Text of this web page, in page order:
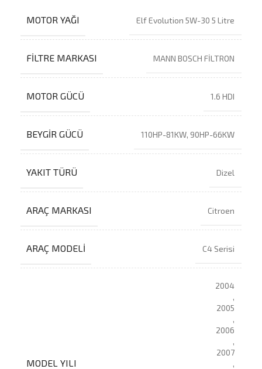
MOTOR YAĞI Elf Evolution 5W-30 5 Litre
FILTRE MARKASI MANN BOSCH FİLTRON
MOTOR GÜCÜ 1.6 HDI
BEYGIR GÜCÜ 110HP-81KW, 90HP-66KW
YAKIT TÜRÜ Dizel
ARAÇ MARKASI Citroen
ARAÇ MODELI C4 Serisi
MODEL YILI
2004
,
2005
,
2006
,
2007
,